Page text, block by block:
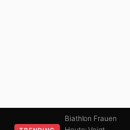
Biathlon Frauen